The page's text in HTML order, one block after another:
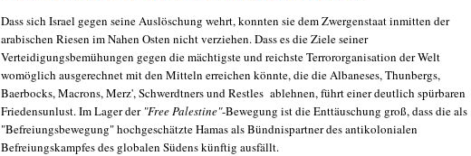
Dass sich Israel gegen seine Auslöschung wehrt, konnten sie dem Zwergenstaat inmitten der
arabischen Riesen im Nahen Osten nicht verziehen. Dass es die Ziele seiner
Verteidigungsbemühungen gegen die mächtigste und reichste Terrororganisation der Welt
womöglich ausgerechnet mit den Mitteln erreichen könnte, die die Albaneses, Thunbergs,
Baerbocks, Macrons, Merz', Schwerdtners und Restles ablehnen, führt einer deutlich spürbaren
Friedensunlust. Im Lager der "Free Palestine"-Bewegung ist die Enttäuschung groß, dass die als
"Befreiungsbewegung" hochgeschätzte Hamas als Bündnispartner des antikolonialen
Befreiungskampfes des globalen Südens künftig ausfällt.